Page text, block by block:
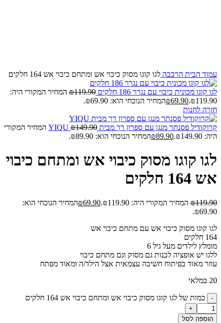
עמוד הבית הרכבה לגו קוגו מסוק כיבוי אש ומתחם כיבוי אש 164 חלקים
לגו קוגו מכונית כיבוי עם נגרר 186 חלקים ₪119.90
המחיר המקורי היה:
₪119.90.
₪69.90
המחיר הנוכחי הוא: ₪69.90.
חזרה לחנות
קרוקודיל פסנתר מנגן עם ספרון רך מבית YIQU ₪149.90
המחיר המקורי
היה: ₪149.90.
₪89.90 המחיר הנוכחי הוא: ₪89.90.
לגו קוגו מסוק כיבוי אש ומתחם כיבוי
אש 164 חלקים
₪119.90 המחיר המקורי היה: ₪119.90. ₪69.90
המחיר הנוכחי הוא:
₪69.90.
לגו קוגו מסוק כיבוי אש עם מתחם כיבוי אש
164 חלקים
מומלץ לילדים מעל גיל 6
ללגו יש אופציה לבנות גם מסוק וגם מתחם כיבוי
עוזר מאוד בפיתוח חשיבה עצמאית אצל הילד/ה ומאוד מפתח
20 במלאי
כמות של לגו קוגו מסוק כיבוי אש ומתחם כיבוי אש 164 חלקים
הוספה לסל